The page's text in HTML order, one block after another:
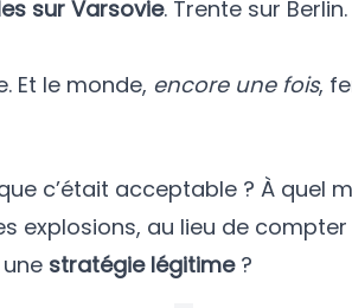
sur Varsovie. Trente sur
Et le monde, encore une fois,
c’était acceptable ? À quel
explosions, au lieu de
stratégie légitime?